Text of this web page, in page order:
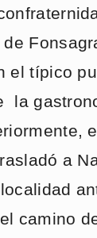
de
el típico
la
a
camino